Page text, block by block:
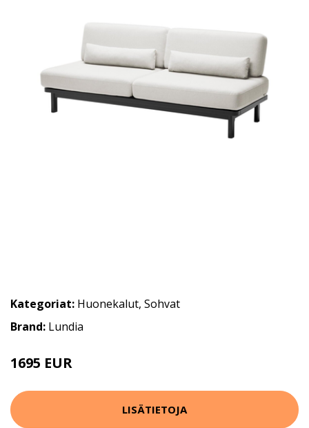
Kategoriat: Huonekalut, Sohvat
Brand: Lundia
1695 EUR
LISÄTIETOJA